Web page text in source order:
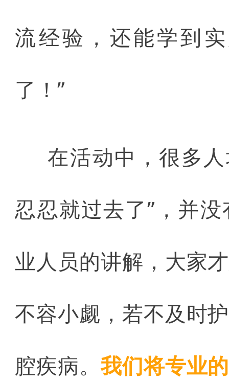
流经验，还能学到
了！”
在活动中，很多
忍忍就过去了”，并
业人员的讲解，大家
不容小觑，若不及时
腔疾病。我们将专业